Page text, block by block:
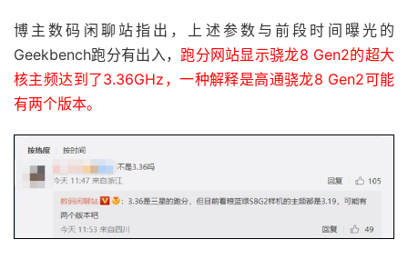
博主数码闲聊站指出，上述参数与前段时间曝光的
Geekbench跑分有出入， 跑分网站显示骁龙8 Gen2的超大
核主频达到了3.36GHz，一种解释是高通骁龙8 Gen2可能
有两个版本。